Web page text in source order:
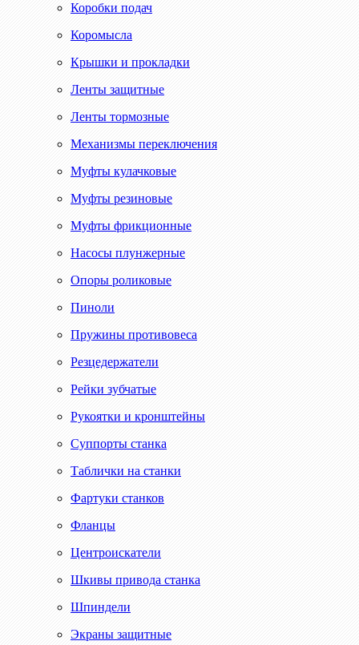
Коробки подач
Коромысла
Крышки и прокладки
Ленты защитные
Ленты тормозные
Механизмы переключения
Муфты кулачковые
Муфты резиновые
Муфты фрикционные
Насосы плунжерные
Опоры роликовые
Пиноли
Пружины противовеса
Резцедержатели
Рейки зубчатые
Рукоятки и кронштейны
Суппорты станка
Таблички на станки
Фартуки станков
Фланцы
Центроискатели
Шкивы привода станка
Шпиндели
Экраны защитные